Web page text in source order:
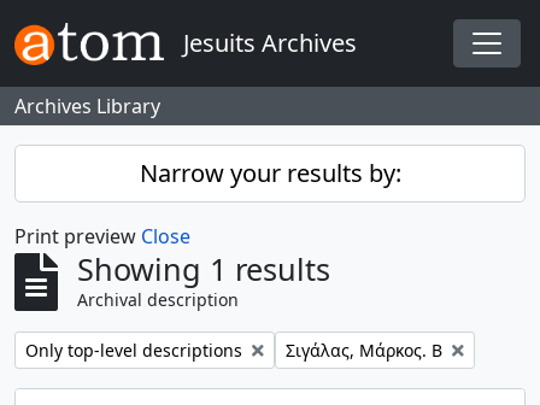
Skip to main content
Jesuits Archives
Archives Library
Narrow your results by:
Print preview Close
Showing 1 results
Archival description
Remove filter:
Only top-level descriptions Remove filter:
Σιγάλας, Μάρκος. Β